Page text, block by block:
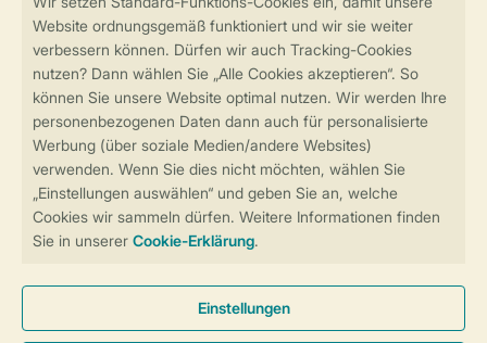
Sicherstellung Deiner Privatsphäre
Sicher und schnell zur Online-Buchung
Sichere Datenübertragung
Sicheres Bezahlen